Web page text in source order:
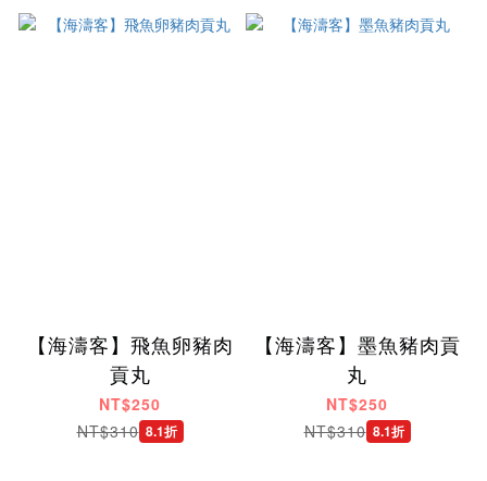
【海濤客】飛魚卵豬肉
貢丸
NT$250
NT$310 8.1折
【海濤客】墨魚豬肉貢
丸
NT$250
NT$310 8.1折